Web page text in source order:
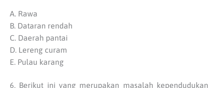
A. Rawa
B. Dataran rendah
C. Daerah pantai
D. Lereng curam
E. Pulau karang
6. Berikut ini yang merupakan masalah kependudukan